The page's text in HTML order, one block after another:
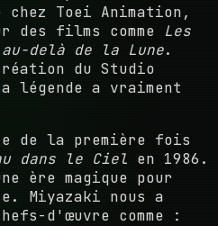
Toei Animation,
films comme Les
delà de la Lune.
du Studio
légende a vraiment
de la première fois
dans le Ciel en 1986.
ère magique pour
Miyazaki nous a
d'œuvre comme :